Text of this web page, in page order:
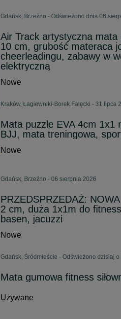
Gdańsk, Brzeźno - Odświeżono dnia 06
Air Track artystyczna
10 cm, grubość materaca
cheerleadingu, zabawy w
elektryczną
Nowe
Kraków, Łagiewniki-Borek Fałęcki - 31 lipca
Mata puzzle EVA 4cm 1x1
BJJ, mata treningowa,
Nowe
Gdańsk, Brzeźno - 06 sierpnia 2026
PRZEDSPRZEDAŻ:
2 cm, duża 1x1m do
basen, jacuzzi
Nowe
Gdańsk, Śródmieście - Odświeżono dzisiaj o
Mata gumowa fitness
Używane